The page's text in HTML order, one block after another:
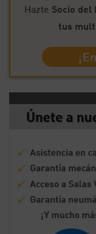
Hazte Socio del
tus